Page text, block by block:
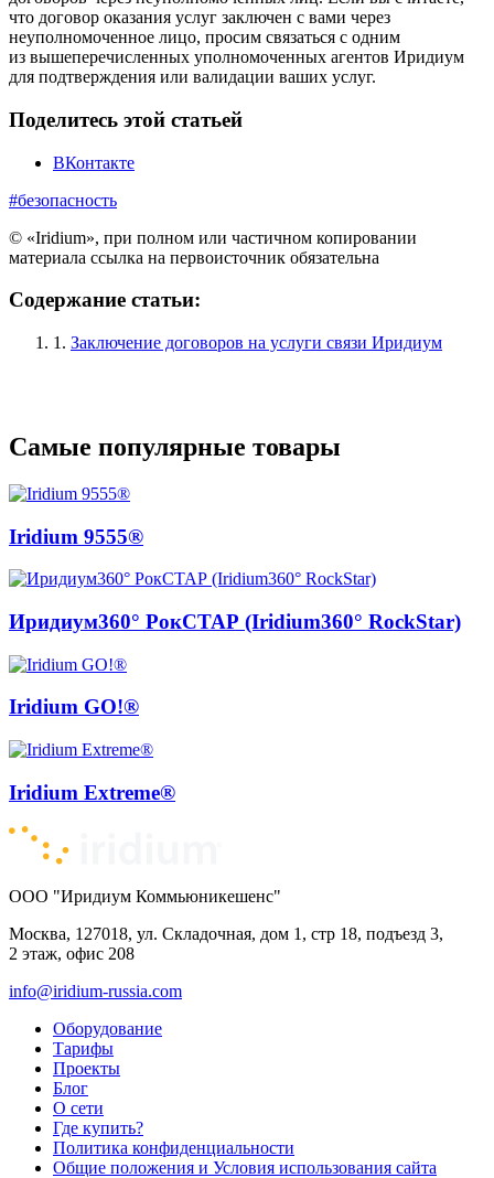
что договор оказания услуг заключен с вами через
неуполномоченное лицо, просим связаться с одним
из вышеперечисленных уполномоченных агентов Иридиум
для подтверждения или валидации ваших услуг.
Поделитесь этой статьей
ВКонтакте
#безопасность
© «Iridium», при полном или частичном копировании
материала ссылка на первоисточник обязательна
Содержание статьи:
1. Заключение договоров на услуги связи Иридиум
Самые популярные товары
Iridium 9555®
Иридиум360° РокСТАР (Iridium360° RockStar)
Iridium GO!®
Iridium Extreme®
ООО "Иридиум Коммьюникешенс"
Москва, 127018, ул. Складочная, дом 1, стр 18, подъезд 3,
2 этаж, офис 208
info@iridium-russia.com
Оборудование
Тарифы
Проекты
Блог
О сети
Где купить?
Политика конфиденциальности
Общие положения и Условия использования сайта